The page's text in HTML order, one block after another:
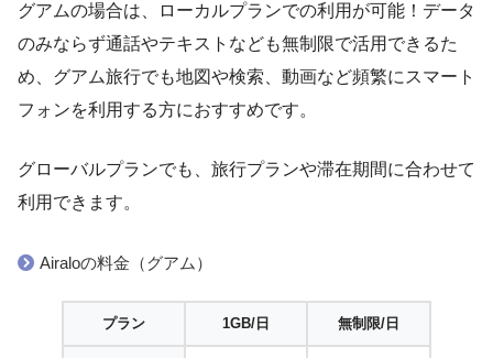
グアムの場合は、ローカルプランでの利用が可能！データ
のみならず通話やテキストなども無制限で活用できるた
め、グアム旅行でも地図や検索、動画など頻繁にスマート
フォンを利用する方におすすめです。
グローバルプランでも、旅行プランや滞在期間に合わせて
利用できます。
Airaloの料金（グアム）
プラン 1GB/日 無制限/日